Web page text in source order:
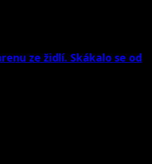
ze židlí. Skákalo se od